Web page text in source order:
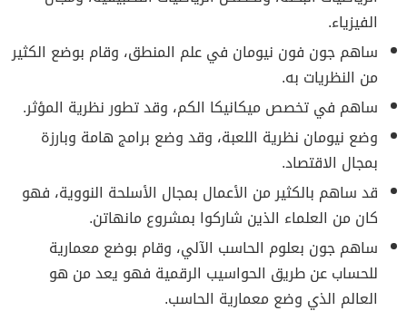
الفيزياء.
ساهم جون فون نيومان في علم المنطق، وقام بوضع الكثير
من النظريات به.
ساهم في تخصص ميكانيكا الكم، وقد تطور نظرية المؤثر.
وضع نيومان نظرية اللعبة، وقد وضع برامج هامة وبارزة
بمجال الاقتصاد.
قد ساهم بالكثير من الأعمال بمجال الأسلحة النووية، فهو
كان من العلماء الذين شاركوا بمشروع مانهاتن.
ساهم جون بعلوم الحاسب الآلي، وقام بوضع معمارية
للحساب عن طريق الحواسيب الرقمية فهو يعد من هو
العالم الذي وضع معمارية الحاسب.